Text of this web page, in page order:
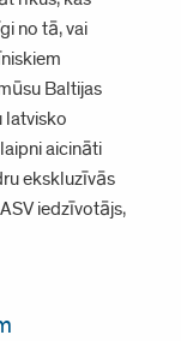
no tā, vai
Baltijas
latvisko
aicināti
ekskluzīvās
iedzīvotājs,